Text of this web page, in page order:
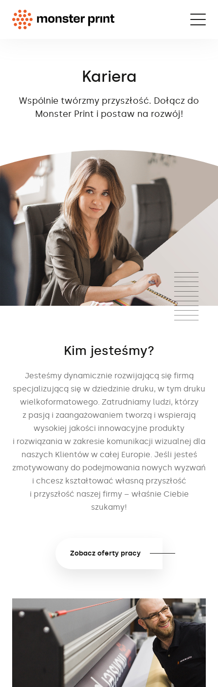
Kariera
Wspólnie twórzmy przyszłość. Dołącz do
Monster Print i postaw na rozwój!
Kim jesteśmy?
Jesteśmy dynamicznie rozwijającą się firmą
specjalizującą się w dziedzinie druku, w tym druku
wielkoformatowego. Zatrudniamyludzi, którzy
z pasją i zaangażowaniem tworzą i wspierają
wysokiej jakości innowacyjne produkty
i rozwiązania w zakresie komunikacji wizualnej dla
naszych Klientów w całej Europie. Jeśli jesteś
zmotywowany do podejmowania nowych wyzwań
i chceszkształtować własną przyszłość
i przyszłość naszej firmy– właśnie Ciebie
szukamy!
Zobacz oferty pracy